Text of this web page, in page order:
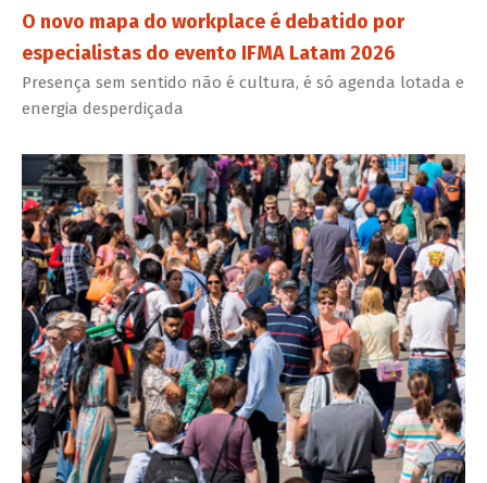
O novo mapa do workplace é debatido por
especialistas do evento IFMA Latam 2026
Presença sem sentido não é cultura, é só agenda lotada e
energia desperdiçada